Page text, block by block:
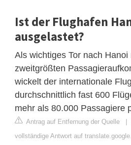
Ist der Flughafen
ausgelastet?
Als wichtiges Tor nach Hanoi
zweitgrößten
wickelt der internationale
durchschnittlich fast 600
mehr als 80.000 Passagiere
Antrag auf Entfernung der Quelle |
vollständige Antwort auf